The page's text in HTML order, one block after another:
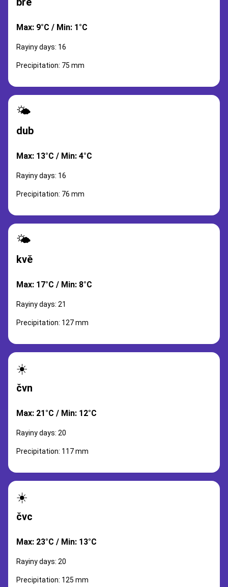
Max: 9°C / Min: 1°C
Rayiny days: 16
Precipitation: 75 mm
🌤️
dub
Max: 13°C / Min: 4°C
Rayiny days: 16
Precipitation: 76 mm
🌤️
kvě
Max: 17°C / Min: 8°C
Rayiny days: 21
Precipitation: 127 mm
☀️
čvn
Max: 21°C / Min: 12°C
Rayiny days: 20
Precipitation: 117 mm
☀️
čvc
Max: 23°C / Min: 13°C
Rayiny days: 20
Precipitation: 125 mm